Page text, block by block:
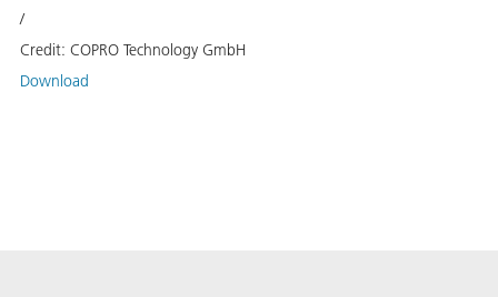
/
Credit: COPRO Technology GmbH
Download